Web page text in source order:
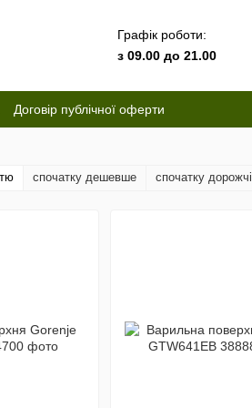
Графік роботи:
з 09.00 до 21.00
Договір публічної оферти
спочатку дешевше спочатку дорожчі